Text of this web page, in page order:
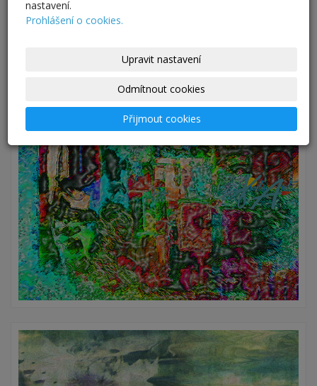
nastavení.
Prohlášení o cookies.
Upravit nastavení
Odmítnout cookies
Přijmout cookies